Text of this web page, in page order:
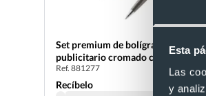
Esta
Las
y
Set premium de bolígrafo y roller
publicitario cromado con estuche
polipiel
Ref. 881277
Recíbelo